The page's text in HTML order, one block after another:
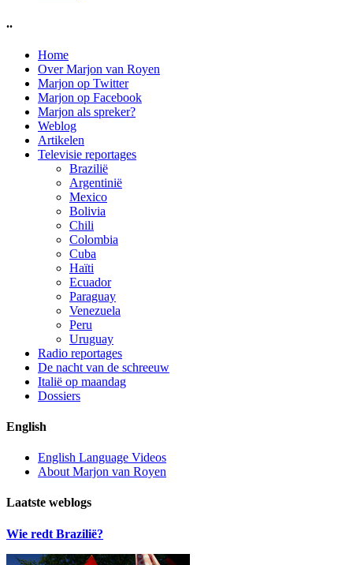
..
Home
Over Marjon van Royen
Marjon op Twitter
Marjon op Facebook
Marjon als spreker?
Weblog
Artikelen
Televisie reportages
Brazilië
Argentinië
Mexico
Bolivia
Chili
Colombia
Cuba
Haïti
Ecuador
Paraguay
Venezuela
Peru
Uruguay
Radio reportages
De nacht van de schreeuw
Italië op maandag
Dossiers
English
English Language Videos
About Marjon van Royen
Laatste weblogs
Wie redt Brazilië?